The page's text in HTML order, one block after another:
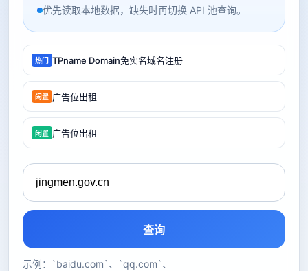
优先读取本地数据，缺失时再切换 API 池查询。
热门 TPname Domain免实名域名注册
闲置 广告位出租
闲置 广告位出租
查询
示例：`baidu.com`、`qq.com`、